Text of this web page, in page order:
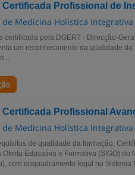
Profissional de
Medicina Holística Integrativa
certificada pela DGERT - Direcção-
um reconhecimento da qualidade
Profissional
Medicina Holística Integrativa
de qualidade da formação;
Oferta Educativa e Formativa (SIGO)
com enquadramento legal no Sistema